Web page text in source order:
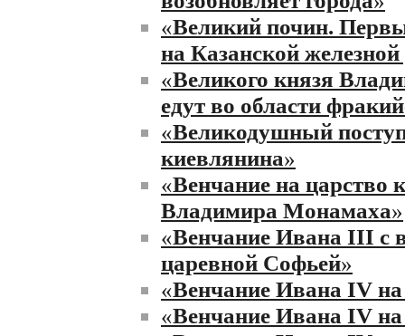
«Великий почин.
на Казанской железной
«Великого князя
едут во области
«Великодушный
киевлянина»
«Венчание на царство
Владимира Монамаха»
«Венчание Ивана III с
царевной Софьей»
«Венчание Ивана IV на
«Венчание Ивана IV на